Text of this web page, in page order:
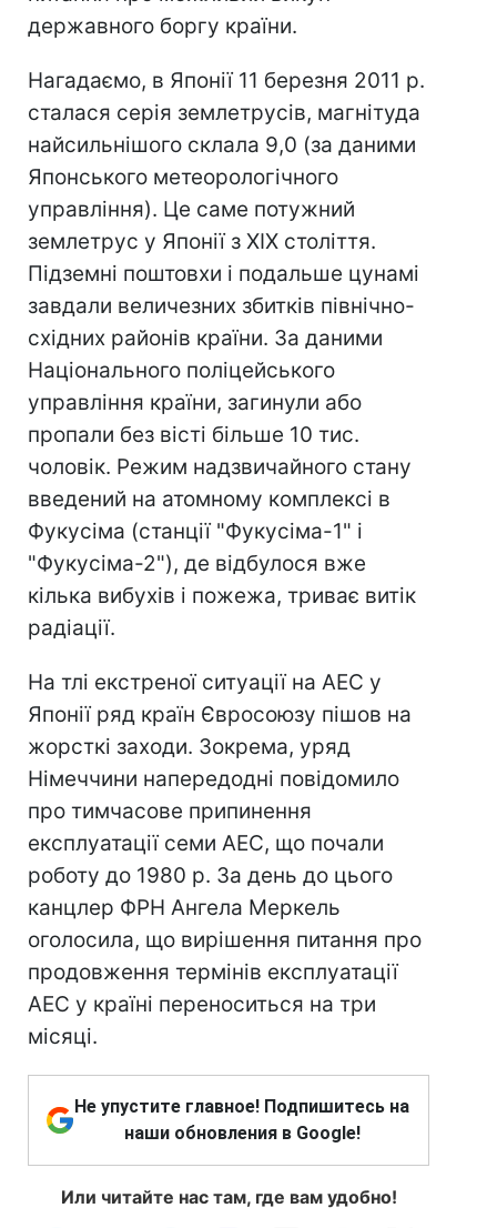
державного боргу країни.
Нагадаємо, в Японії 11 березня 2011 р.
сталася серія землетрусів, магнітуда
найсильнішого склала 9,0 (за даними
Японського метеорологічного
управління). Це саме потужний
землетрус у Японії з XIX століття.
Підземні поштовхи і подальше цунамі
завдали величезних збитків північно-
східних районів країни. За даними
Національного поліцейського
управління країни, загинули або
пропали без вісті більше 10 тис.
чоловік. Режим надзвичайного стану
введений на атомному комплексі в
Фукусіма (станції "Фукусіма-1" і
"Фукусіма-2"), де відбулося вже
кілька вибухів і пожежа, триває витік
радіації.
На тлі екстреної ситуації на АЕС у
Японії ряд країн Євросоюзу пішов на
жорсткі заходи. Зокрема, уряд
Німеччини напередодні повідомило
про тимчасове припинення
експлуатації семи АЕС, що почали
роботу до 1980 р. За день до цього
канцлер ФРН Ангела Меркель
оголосила, що вирішення питання про
продовження термінів експлуатації
АЕС у країні переноситься на три
місяці.
Не упустите главное! Подпишитесь на
наши обновления в Google!
Или читайте нас там, где вам удобно!